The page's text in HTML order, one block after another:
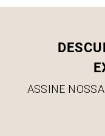
ASSINE